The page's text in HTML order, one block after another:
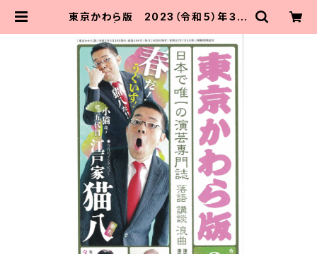
東京かわら版 2023（令和５）年３月